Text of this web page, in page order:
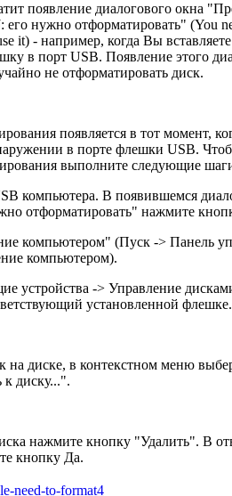
появление диалогового окна
его нужно отформатировать" (You
it) - например, когда Вы вставляете
в порт USB. Появление этого
не отформатировать диск.
появляется в тот момент,
в порте флешки USB.
выполните следующие
компьютера. В появившемся
отформатировать" нажмите
компьютером" (Пуск -> Панель
компьютером).
устройства -> Управление
установленной флешке.
диске, в контекстном меню
к диску...".
нажмите кнопку "Удалить". В
кнопку Да.